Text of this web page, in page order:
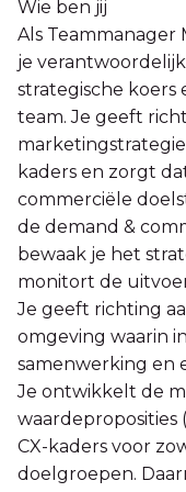
Wie ben jij
Als Teammanager
je
strategische koers
team. Je geeft
kaders en zorgt
commerciële
de demand &
bewaak je het
monitort de
Je geeft richting
omgeving waarin
samenwerking en
Je ontwikkelt de
waardeproposities
CX-kaders voor
doelgroepen.